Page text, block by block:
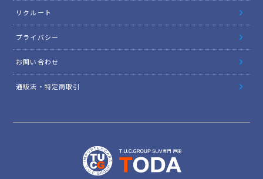
リクルート
プライバシー
お問い合わせ
通販法・特定商取引